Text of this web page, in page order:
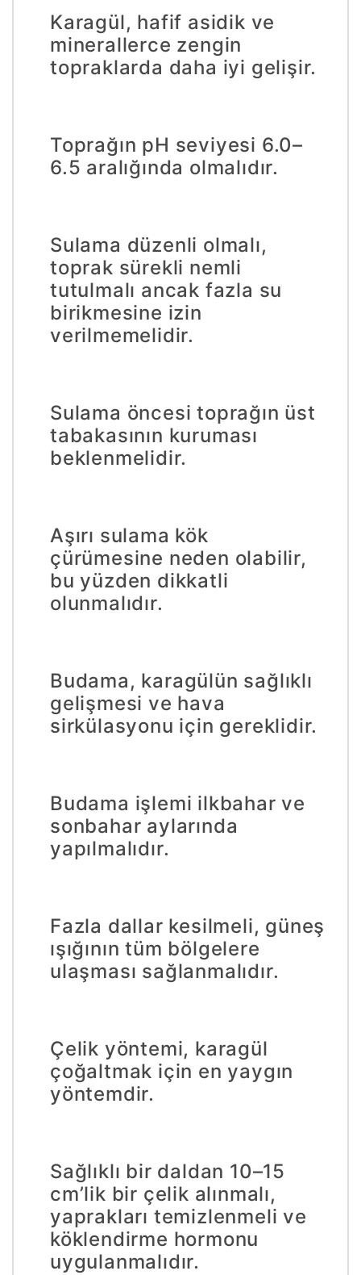
Karagül, hafif asidik ve
minerallerce zengin
topraklarda daha iyi gelişir.
Toprağın pH seviyesi 6.0–
6.5 aralığında olmalıdır.
Sulama düzenli olmalı,
toprak sürekli nemli
tutulmalı ancak fazla su
birikmesine izin
verilmemelidir.
Sulama öncesi toprağın üst
tabakasının kuruması
beklenmelidir.
Aşırı sulama kök
çürümesine neden olabilir,
bu yüzden dikkatli
olunmalıdır.
Budama, karagülün sağlıklı
gelişmesi ve hava
sirkülasyonu için gereklidir.
Budama işlemi ilkbahar ve
sonbahar aylarında
yapılmalıdır.
Fazla dallar kesilmeli, güneş
ışığının tüm bölgelere
ulaşması sağlanmalıdır.
Çelik yöntemi, karagül
çoğaltmak için en yaygın
yöntemdir.
Sağlıklı bir daldan 10–15
cm’lik bir çelik alınmalı,
yaprakları temizlenmeli ve
köklendirme hormonu
uygulanmalıdır.